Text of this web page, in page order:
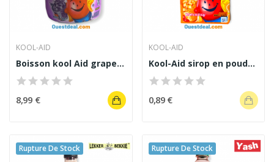
KOOL-AID
Boisson kool Aid grape saveur raisin 538g
8,99 €
KOOL-AID
Kool-Aid sirop en poudre saveur Orange 4.2g
0,89 €
Rupture De Stock Rupture De Stock